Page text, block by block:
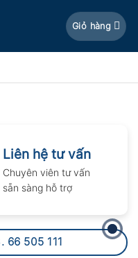
Giỏ hàng
Liên hệ tư vấn
Chuyên viên tư vấn
sẵn sàng hỗ trợ
66 505 111